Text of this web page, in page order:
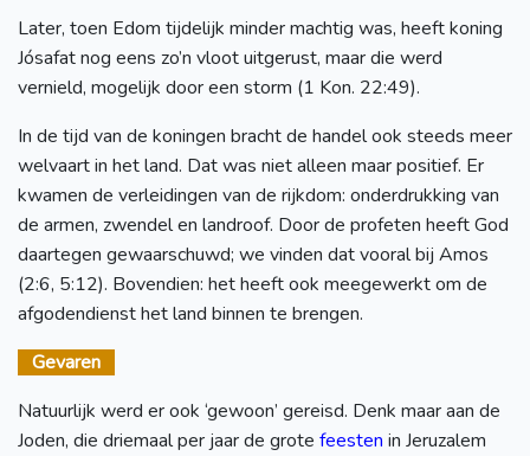
Later, toen Edom tijdelijk minder machtig was, heeft koning
Jósafat nog eens zo’n vloot uitgerust, maar die werd
vernield, mogelijk door een storm (1 Kon. 22:49).
In de tijd van de koningen bracht de handel ook steeds meer
welvaart in het land. Dat was niet alleen maar positief. Er
kwamen de verleidingen van de rijkdom: onderdrukking van
de armen, zwendel en landroof. Door de profeten heeft God
daartegen gewaarschuwd; we vinden dat vooral bij Amos
(2:6, 5:12). Bovendien: het heeft ook meegewerkt om de
afgodendienst het land binnen te brengen.
Gevaren
Natuurlijk werd er ook ‘gewoon’ gereisd. Denk maar aan de
Joden, die driemaal per jaar de grote feesten in Jeruzalem